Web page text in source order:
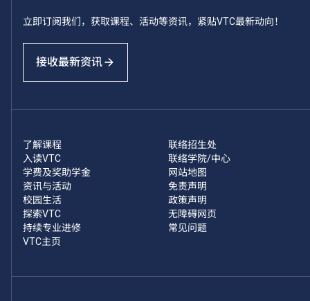
立即订阅我们，获取课程、活动等资讯，紧贴VTC最新动向！
接收最新资讯
了解课程
入读VTC
学费及奖助学金
资讯与活动
校园生活
探索VTC
持续专业进修
VTC主页
联络招生处
联络学院/中心
网站地图
免责声明
政策声明
无障碍网页
常见问题